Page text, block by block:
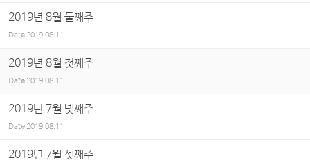
2019년 8월 둘째주
Date2019.08.11
2019년 8월 첫째주
Date 2019.08.11
2019년 7월 넷째주
Date2019.08.11
2019년 7월 셋째주